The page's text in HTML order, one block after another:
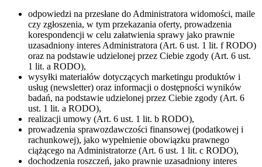
odpowiedzi na przesłane do Administratora widomości, maile
czy zgłoszenia, w tym przekazania oferty, prowadzenia
korespondencji w celu załatwienia sprawy jako prawnie
uzasadniony interes Administratora (Art. 6 ust. 1 lit. f RODO)
oraz na podstawie udzielonej przez Ciebie zgody (Art. 6 ust.
1 lit. a RODO),
wysyłki materiałów dotyczących marketingu produktów i
usług (newsletter) oraz informacji o dostępności wyników
badań, na podstawie udzielonej przez Ciebie zgody (Art. 6
ust. 1 lit. a RODO),
realizacji umowy (Art. 6 ust. 1 lit. b RODO),
prowadzenia sprawozdawczości finansowej (podatkowej i
rachunkowej), jako wypełnienie obowiązku prawnego
ciążącego na Administratorze (Art. 6 ust. 1 lit. c RODO),
dochodzenia roszczeń, jako prawnie uzasadniony interes